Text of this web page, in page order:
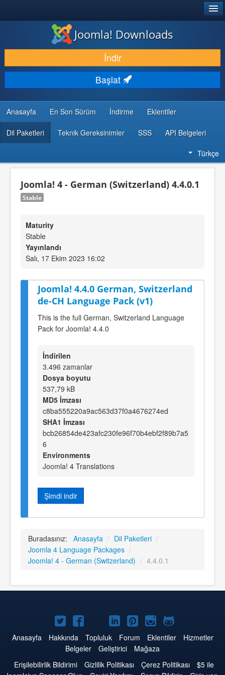
İNDIR & GENIŞLET
KEŞFET & ÖĞREN
TOPLULUK & DESTEK
GELIŞTIRICI KAYNAKLARI
Joomla! Downloads
İndir
Başlat
Anasayfa En Son Sürüm İndirme Eklentiler
Dil Paketleri Teknik Gereksinimler SSS API Belgeleri
Türkçe
Joomla! 4 - German (Switzerland) 4.4.0.1
Stable
Maturity
Stable
Yayınlandı
Salı, 17 Ekim 2023 16:02
Joomla! 4.4.0 German, Switzerland
de-CH Language Pack (v1)
This is the full German, Switzerland Language
Pack for Joomla! 4.4.0
İndirilen
3.496 zamanlar
Dosya boyutu
537,79 kB
MD5 İmzası
c8ba555220a9ac563d37f0a4676274ed
SHA1 İmzası
bcb26854de423afc230fe96f70b4ebf2f89b7a5
6
Environments
Joomla! 4 Translations
Şimdi indir
Buradasınız: Anasayfa / Dil Paketleri /
Joomla 4 Language Packages /
Joomla! 4 - German (Switzerland) / 4.4.0.1
Twitter'da
Joomla
Facebook'da
Joomla
YouTube'da
Joomla
LinkedIn'de
Joomla
Pinterest'de
Joomla
Instagram'da
Joomla
GitHub'da
Joomla
Anasayfa Hakkında Topluluk Forum Eklentiler
Hizmetler
Belgeler
Geliştirici
Mağaza
Erişilebilirlik Bildirimi
Gizlilik Politikası Çerez Politikası
$5 ile